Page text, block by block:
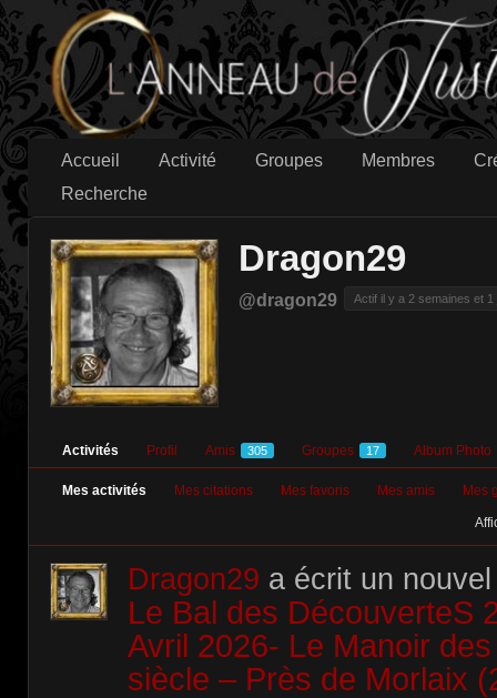
Accueil Activité Groupes Membres
Recherche
Dragon29
@dragon29 Actif il y a 2 semaines et 1
Activités Profil Amis 305 Groupes 17 Album Photo
Mes activités Mes citations Mes favoris Mes amis Mes
Dragon29 a écrit un
Le Bal des DécouverteS
Avril 2026- Le Manoir
siècle – Près de Morlaix